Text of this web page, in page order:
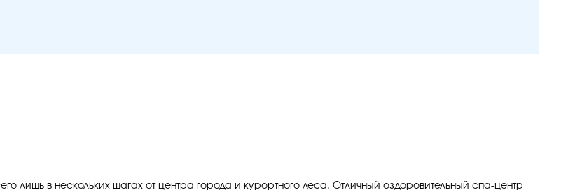
лишь в нескольких шагах от центра города и курортного леса. Отличный оздоровительный спа-центр